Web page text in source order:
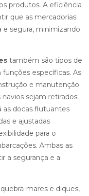
produtos. A eficiência
que as mercadorias
e segura, minimizando
também são tipos de
específicas. As
e manutenção
sejam retirados
as docas flutuantes
e ajustadas
para o
Ambas as
a segurança e a
mares e diques,